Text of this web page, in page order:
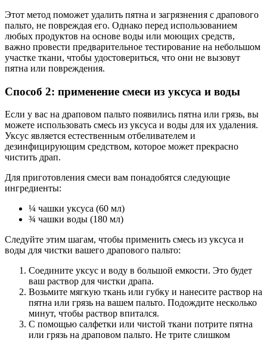
Этот метод поможет удалить пятна и загрязнения с драпового
пальто, не повреждая его. Однако перед использованием
любых продуктов на основе воды или моющих средств,
важно провести предварительное тестирование на небольшом
участке ткани, чтобы удостовериться, что они не вызовут
пятна или повреждения.
Способ 2: применение смеси из уксуса и воды
Если у вас на драповом пальто появились пятна или грязь, вы
можете использовать смесь из уксуса и воды для их удаления.
Уксус является естественным отбеливателем и
дезинфицирующим средством, которое может прекрасно
чистить драп.
Для приготовления смеси вам понадобятся следующие
ингредиенты:
¼ чашки уксуса (60 мл)
¾ чашки воды (180 мл)
Следуйте этим шагам, чтобы применить смесь из уксуса и
воды для чистки вашего драпового пальто:
Соедините уксус и воду в большой емкости. Это будет
ваш раствор для чистки драпа.
Возьмите мягкую ткань или губку и нанесите раствор на
пятна или грязь на вашем пальто. Подождите несколько
минут, чтобы раствор впитался.
С помощью салфетки или чистой ткани потрите пятна
или грязь на драповом пальто. Не трите слишком